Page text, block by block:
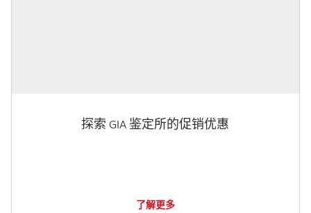
探索 GIA 鉴定所的促销优惠
了解更多